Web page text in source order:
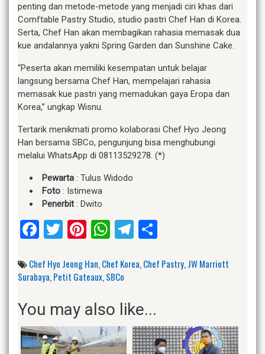
penting dan metode-metode yang menjadi ciri khas dari
Comftable Pastry Studio, studio pastri Chef Han di Korea.
Serta, Chef Han akan membagikan rahasia memasak dua
kue andalannya yakni Spring Garden dan Sunshine Cake.
“Peserta akan memiliki kesempatan untuk belajar
langsung bersama Chef Han, mempelajari rahasia
memasak kue pastri yang memadukan gaya Eropa dan
Korea,” ungkap Wisnu.
Tertarik menikmati promo kolaborasi Chef Hyo Jeong
Han bersama SBCo, pengunjung bisa menghubungi
melalui WhatsApp di 08113529278. (*)
Pewarta : Tulus Widodo
Foto : Istimewa
Penerbit: Dwito
Facebook
Twitter
Pinterest
WhatsApp
Telegram
Chef Hyo Jeong Han,Chef Korea,Chef Pastry,JW Marriott
Surabaya,Petit Gateaux,SBCo
You may also like...